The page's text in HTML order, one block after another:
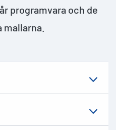
programvara och de